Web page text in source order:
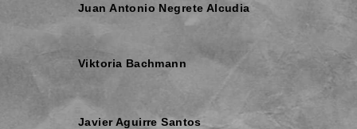
Juan Antonio Negrete Alcudia
Viktoria Bachmann
Javier Aguirre Santos